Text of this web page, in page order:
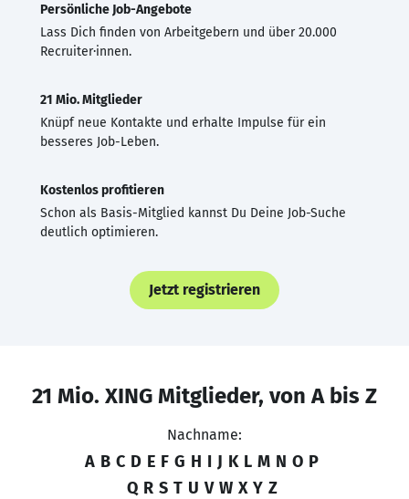
Persönliche Job-Angebote
Lass Dich finden von Arbeitgebern und über 20.000
Recruiter·innen.
21 Mio. Mitglieder
Knüpf neue Kontakte und erhalte Impulse für ein
besseres Job-Leben.
Kostenlos profitieren
Schon als Basis-Mitglied kannst Du Deine Job-Suche
deutlich optimieren.
Jetzt registrieren
21 Mio. XING Mitglieder, von A bis Z
Nachname:
A B C D E F G H I J K L M N O P
Q R S T U V W X Y Z